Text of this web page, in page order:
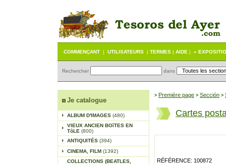
COMMENÇANT | UTILISATEURS | TERMES | AIDE | «
Rechercher dans
Je catalogue
ALBUM D'IMAGES (480)
VIEUX ANCIEN BOîTES EN
TôLE (800)
ANTIQUITÉS (394)
CINEMA, FILM (1392)
COLLECTIONS (BEATLES,
> Première page > Sección >
Cartes
RÉFÉRENCE: 100872